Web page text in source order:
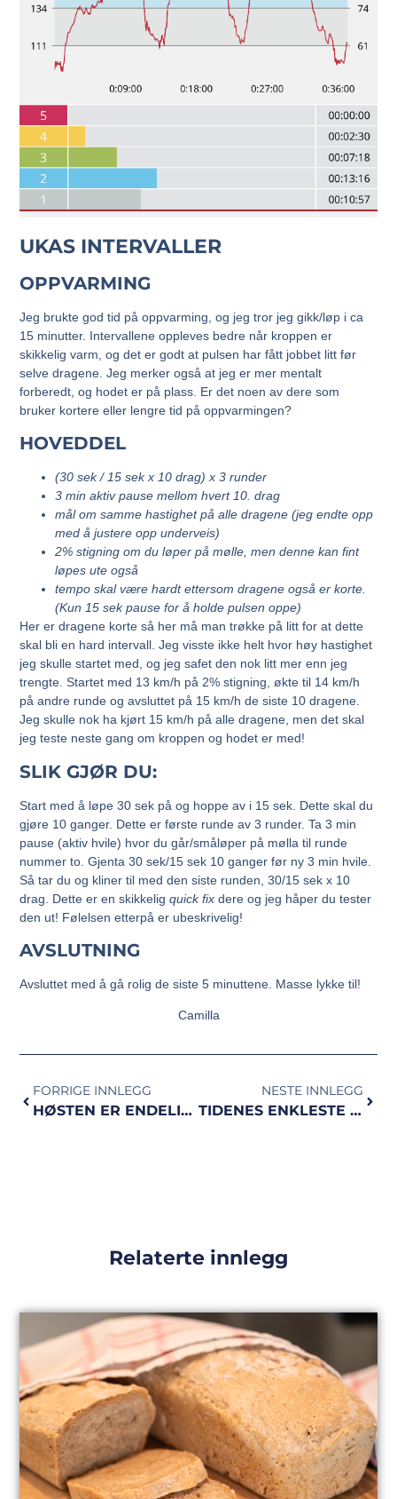
UKAS INTERVALLER
OPPVARMING
Jeg brukte god tid på oppvarming, og jeg tror jeg gikk/løp i ca
15 minutter. Intervallene oppleves bedre når kroppen er
skikkelig varm, og det er godt at pulsen har fått jobbet litt før
selve dragene. Jeg merker også at jeg er mer mentalt
forberedt, og hodet er på plass. Er det noen av dere som
bruker kortere eller lengre tid på oppvarmingen?
HOVEDDEL
(30 sek / 15 sek x 10 drag) x 3 runder
3 min aktiv pause mellom hvert 10. drag
mål om samme hastighet på alle dragene (jeg endte opp
med å justere opp underveis)
2% stigning om du løper på mølle, men denne kan fint
løpes ute også
tempo skal være hardt ettersom dragene også er korte.
(Kun 15 sek pause for å holde pulsen oppe)
Her er dragene korte så her må man trøkke på litt for at dette
skal bli en hard intervall. Jeg visste ikke helt hvor høy hastighet
jeg skulle startet med, og jeg safet den nok litt mer enn jeg
trengte. Startet med 13 km/h på 2% stigning, økte til 14 km/h
på andre runde og avsluttet på 15 km/h de siste 10 dragene.
Jeg skulle nok ha kjørt 15 km/h på alle dragene, men det skal
jeg teste neste gang om kroppen og hodet er med!
SLIK GJØR DU:
Start med å løpe 30 sek på og hoppe av i 15 sek. Dette skal du
gjøre 10 ganger. Dette er første runde av 3 runder. Ta 3 min
pause (aktiv hvile) hvor du går/småløper på mølla til runde
nummer to. Gjenta 30 sek/15 sek 10 ganger før ny 3 min hvile.
Så tar du og kliner til med den siste runden, 30/15 sek x 10
drag. Dette er en skikkeligquick fixdere og jeg håper du tester
den ut! Følelsen etterpå er ubeskrivelig!
AVSLUTNING
Avsluttet med å gå rolig de siste 5 minuttene. Masse lykke til!
Camilla
FORRIGE INNLEGG
HØSTEN ER ENDELIG HER!
NESTE INNLEGG
TIDENES ENKLESTE GLUTENFRIE PROTEINBRØD
Relaterte innlegg